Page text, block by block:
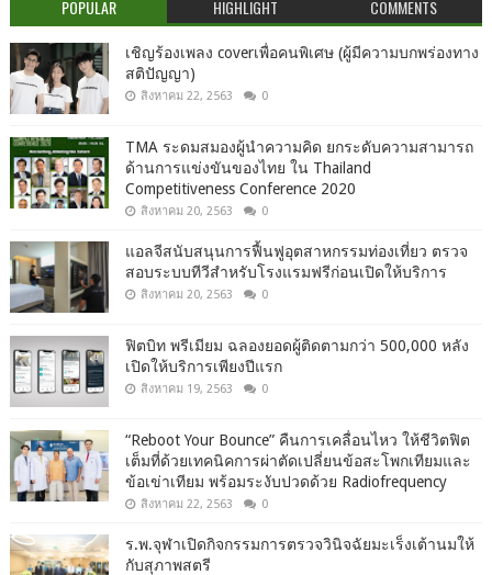
POPULAR HIGHLIGHT COMMENTS
เชิญร้องเพลง coverเพื่อคนพิเศษ (ผู้มีความบกพร่องทาง
สติปัญญา)
สิงหาคม 22, 2563 0
TMA ระดมสมองผู้นำความคิด ยกระดับความสามารถ
ด้านการแข่งขันของไทย ใน Thailand
Competitiveness Conference 2020
สิงหาคม 20, 2563 0
แอลจีสนับสนุนการฟื้นฟูอุตสาหกรรมท่องเที่ยว ตรวจ
สอบระบบทีวีสำหรับโรงแรมฟรีก่อนเปิดให้บริการ
สิงหาคม 20, 2563 0
ฟิตบิท พรีเมียม ฉลองยอดผู้ติดตามกว่า 500,000 หลัง
เปิดให้บริการเพียงปีแรก
สิงหาคม 19, 2563 0
“Reboot Your Bounce” คืนการเคลื่อนไหว ให้ชีวิตฟิต
เต็มที่ด้วยเทคนิคการผ่าตัดเปลี่ยนข้อสะโพกเทียมและ
ข้อเข่าเทียม พร้อมระงับปวดด้วย Radiofrequency
สิงหาคม 22, 2563 0
ร.พ.จุฬาเปิดกิจกรรมการตรวจวินิจฉัยมะเร็งเต้านมให้
กับสุภาพสตรี